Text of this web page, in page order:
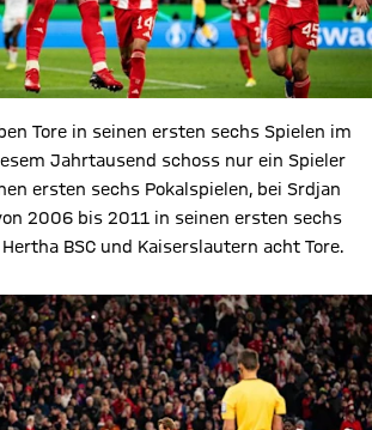
Tore in seinen ersten sechs Spielen im
Jahrtausend schoss nur ein Spieler
ersten sechs Pokalspielen, bei Srdjan
2006 bis 2011 in seinen ersten sechs
BSC und Kaiserslautern acht Tore.